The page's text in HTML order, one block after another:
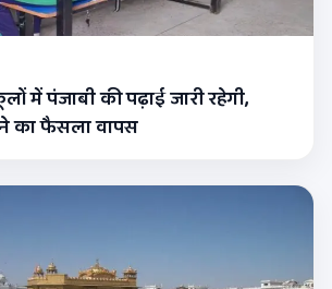
में पंजाबी की पढ़ाई जारी रहेगी,
का फैसला वापस